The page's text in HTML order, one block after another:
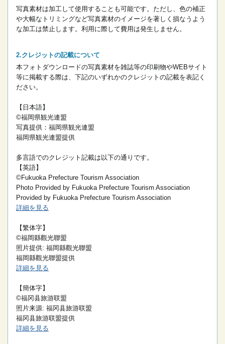
写真素材は加工して使用することも可能です。ただし、色の補正
や大幅なトリミングなど写真素材のイメージを著しく損なうよう
な加工は禁止します。 利用に際して費用は発生しません。
クレジットの記載について
本フォトダウンロードの写真素材を雑誌等の印刷物やWEBサイト
等に掲載する際は、下記のいずれかのクレジットの記載を表記く
ださい。
【日本語】
©福岡県観光連盟
写真提供：福岡県観光連盟
福岡県観光連盟提供
多言語でのクレジット記載は以下の通りです。
【英語】
©Fukuoka Prefecture Tourism Association
Photo Provided by Fukuoka Prefecture Tourism Association
Provided by Fukuoka Prefecture Tourism Association
詳細を見る
【繁体字】
©福岡縣觀光聯盟
照片提供: 福岡縣觀光聯盟
福岡縣觀光聯盟提供
詳細を見る
【簡体字】
©福冈县旅游联盟
照片来源: 福冈县旅游联盟
福冈县旅游联盟提供
詳細を見る